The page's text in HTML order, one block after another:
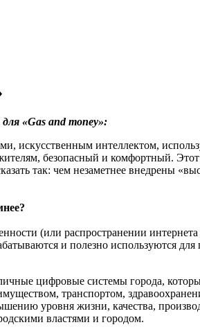
«Gas and money»:
интеллектом,
безопасный и комфортный. Этот
так: чем незаметнее внедрены
(или распространении
и полезно используются
цифровые системы города,
транспортом,
уровня жизни, качества,
властями и городом.